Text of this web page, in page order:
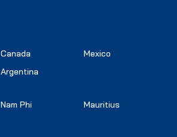
Canada
Mexico
Argentina
Nam Phi
Mauritius